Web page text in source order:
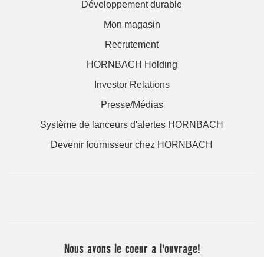
Développement durable
Mon magasin
Recrutement
HORNBACH Holding
Investor Relations
Presse/Médias
Système de lanceurs d'alertes HORNBACH
Devenir fournisseur chez HORNBACH
Nous avons le coeur a l'ouvrage!